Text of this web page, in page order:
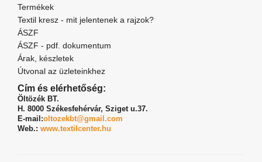
Termékek
Textil kresz - mit jelentenek a rajzok?
ÁSZF
ÁSZF - pdf. dokumentum
Árak, készletek
Útvonal az üzleteinkhez
Cím és elérhetőség:
Öltözék BT.
H. 8000 Székesfehérvár, Sziget u.37.
E-mail:oltozekbt@gmail.com
Web.: www.textilcenter.hu